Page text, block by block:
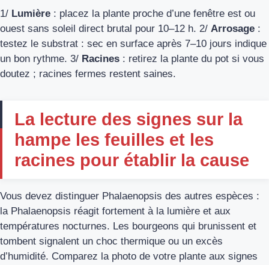
1/ Lumière : placez la plante proche d’une fenêtre est ou
ouest sans soleil direct brutal pour 10–12 h. 2/ Arrosage :
testez le substrat : sec en surface après 7–10 jours indique
un bon rythme. 3/ Racines : retirez la plante du pot si vous
doutez ; racines fermes restent saines.
La lecture des signes sur la
hampe les feuilles et les
racines pour établir la cause
Vous devez distinguer Phalaenopsis des autres espèces :
la Phalaenopsis réagit fortement à la lumière et aux
températures nocturnes. Les bourgeons qui brunissent et
tombent signalent un choc thermique ou un excès
d’humidité. Comparez la photo de votre plante aux signes